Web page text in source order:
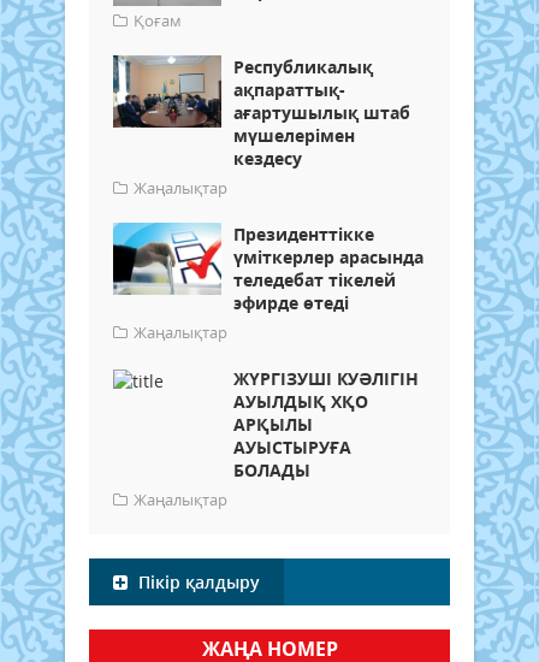
Қоғам
Республикалық
ақпараттық-
ағартушылық штаб
мүшелерімен
кездесу
Жаңалықтар
Президенттікке
үміткерлер арасында
теледебат тікелей
эфирде өтеді
Жаңалықтар
ЖҮРГІЗУШІ КУӘЛІГІН
АУЫЛДЫҚ ХҚО
АРҚЫЛЫ
АУЫСТЫРУҒА
БОЛАДЫ
Жаңалықтар
Пікір қалдыру
ЖАҢА НОМЕР